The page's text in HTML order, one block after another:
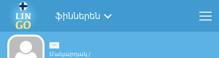
ֆիններեն
Մակարդակ /